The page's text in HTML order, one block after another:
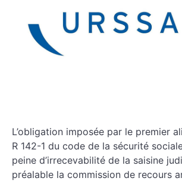
L’obligation imposée par le premier
R 142-1 du code de la sécurité
peine d’irrecevabilité de la saisine
préalable la commission de recours